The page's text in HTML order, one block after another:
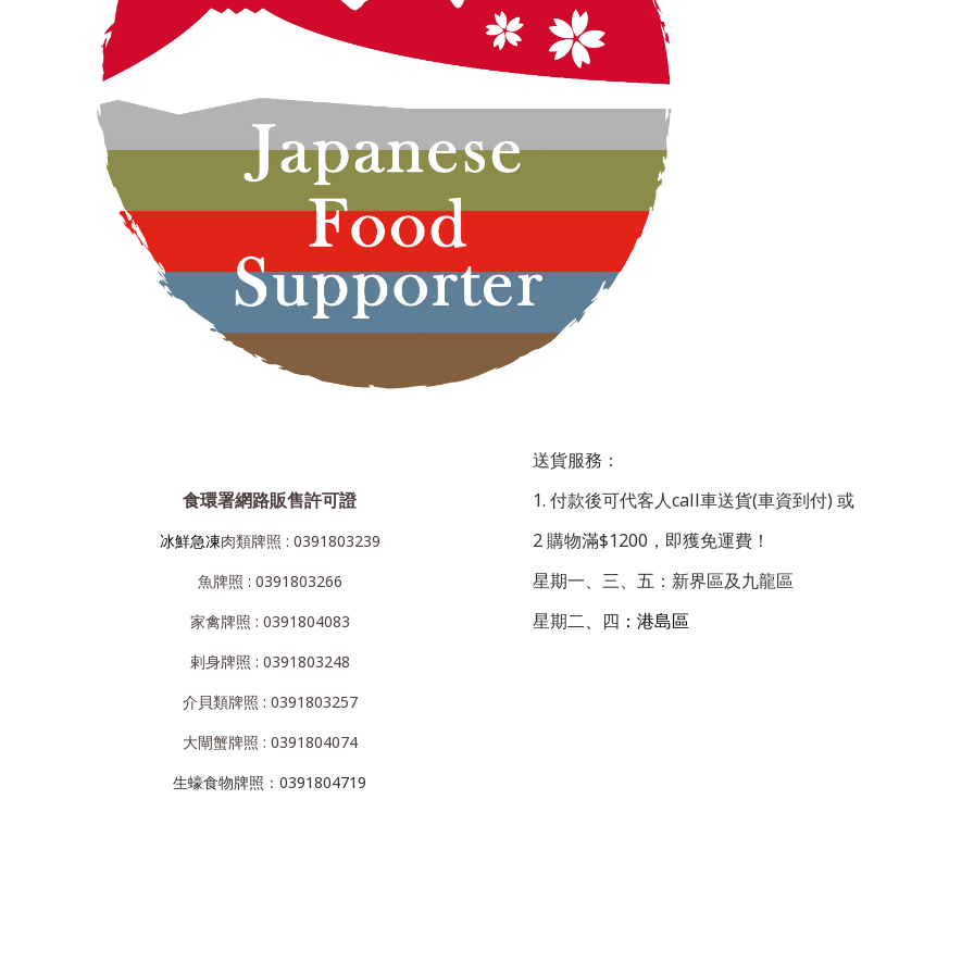
食環署網路販售許可證
冰鮮急凍肉類牌照 : 0391803239
魚牌照 : 0391803266
家禽牌照 : 0391804083
剌身牌照 : 0391803248
介貝類牌照 : 0391803257
大閘蟹牌照 : 0391804074
生蠔食物牌照：0391804719
送貨服務：
1. 付款後可代客人call車送貨(車資到付) 或
2 購物滿$1200，即獲免運費！
星期一、三、五：新界區及九龍區
星期二、 四 ：港島區